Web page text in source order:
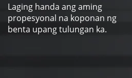
Laging handa ang aming
propesyonal na koponan ng
benta upang tulungan ka.